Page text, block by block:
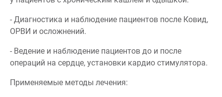
- Диагностика и наблюдение пациентов после Ковид,
ОРВИ и осложнений.
- Ведение и наблюдение пациентов до и после
операций на сердце, установки кардио стимулятора.
Применяемые методы лечения: